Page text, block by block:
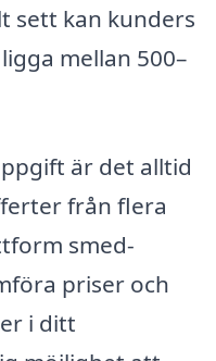
sett kan kunders
mellan 500–
är det alltid
från flera
smed-
priser och
i ditt